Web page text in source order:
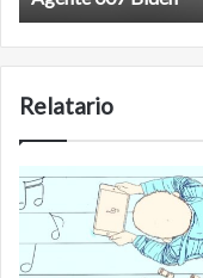
Relatario